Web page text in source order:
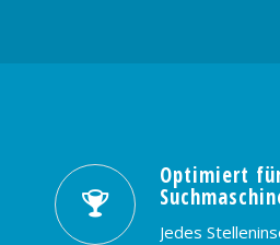
Optimiert
Jedes